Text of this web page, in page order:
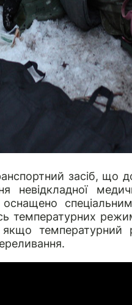
засіб, що
температурних
температурний